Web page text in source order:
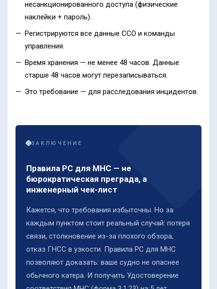
несанкционированного доступа (физические
наклейки + пароль).
Регистрируются все данные ССО и команды
управления.
Время хранения — не менее 48 часов. Данные
старше 48 часов могут перезаписываться.
Это требование — для расследования инцидентов.
ЗАКЛЮЧЕНИЕ
Правила РС для МНС — не
бюрократическая преграда, а
инженерный чек-лист
Кажется, что требования избыточны. Но за
каждым пунктом стоит реальный случай: потеря
связи, столкновение из-за плохого обзора,
отказ ГНСС в узкости. Правила РС для МНС
позволяют доказать: ваше судно не опаснее
обычного катера. И получить Удостоверение